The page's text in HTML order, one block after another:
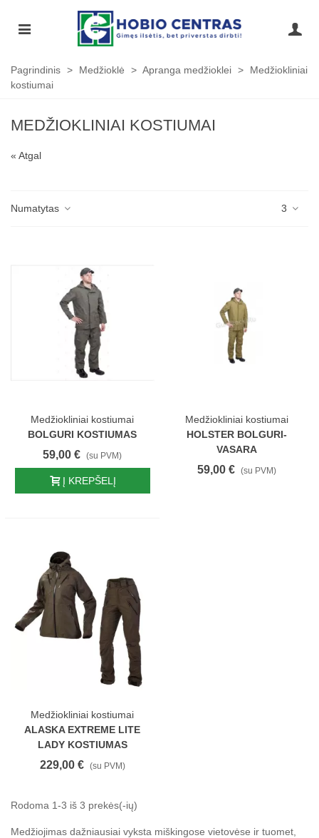
Pagrindinis > Medžioklė > Apranga medžioklei >
Medžiokliniai
kostiumai
MEDŽIOKLINIAI KOSTIUMAI
« Atgal
Numatytas 3
Medžiokliniai kostiumai
BOLGURI KOSTIUMAS
59,00 € (su PVM)
Į KREPŠELĮ
Medžiokliniai kostiumai
HOLSTER BOLGURI-
VASARA
59,00 € (su PVM)
Medžiokliniai kostiumai
ALASKA EXTREME LITE
LADY KOSTIUMAS
229,00 € (su PVM)
Rodoma 1-3 iš 3 prekės(-ių)
Medžiojimas dažniausiai vyksta miškingose vietovėse ir tuomet,